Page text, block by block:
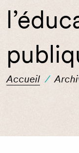
Accueil /